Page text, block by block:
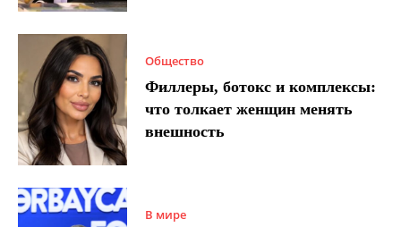
Общество
Филлеры, ботокс и комплексы:
что толкает женщин менять
внешность
В мире